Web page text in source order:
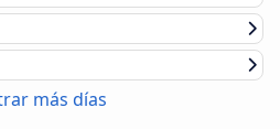
más días